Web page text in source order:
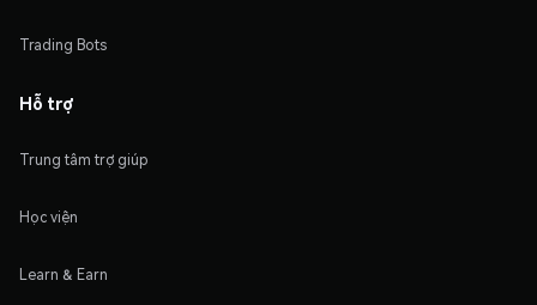
Trading Bots
Hỗ trợ
Trung tâm trợ giúp
Học viện
Learn & Earn